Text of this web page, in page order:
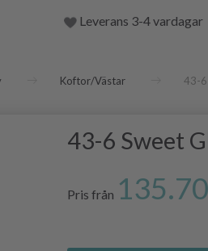
Leverans 3-4 vardagar
Koftor/Västar 43-6
43-6 Sweet
Pris från